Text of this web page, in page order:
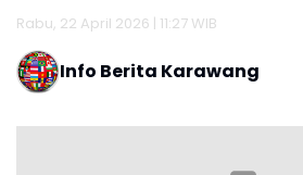
Rabu, 22 April 2026 | 11:27 WIB
Info Berita Karawang